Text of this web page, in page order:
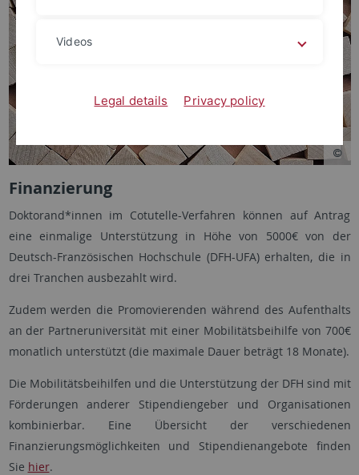
Finanzierung
Doktorand*innen im Cotutelle-Verfahren können auf Antrag
eine einmalige Unterstützung in Höhe von 5000€ von der
Deutsch-Französischen Hochschule (DFH-UFA) erhalten, die in
drei Tranchen ausbezahlt wird.
Zudem werden die Promovierenden während des Aufenthalts
an der Partneruniversität mit einer Mobilitätsbeihilfe von 700€
monatlich unterstützt (die maximale Dauer beträgt 18 Monate).
Die Mobilitätsbeihilfen und die Unterstützung der DFH sind mit
Förderungen anderer Stipendiengeber und Organisationen
kombinierbar. Eine Übersicht der verschiedenen
Finanzierungsmöglichkeiten und Stipendienangebote finden
Sie hier.
Videos
Legal details Privacy policy